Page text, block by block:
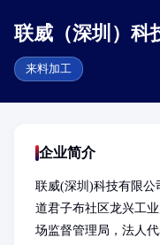
联威（深圳）科
来料加工
企业简介
联威(深圳)科技有限公
道君子布社区龙兴工
场监督管理局，法人